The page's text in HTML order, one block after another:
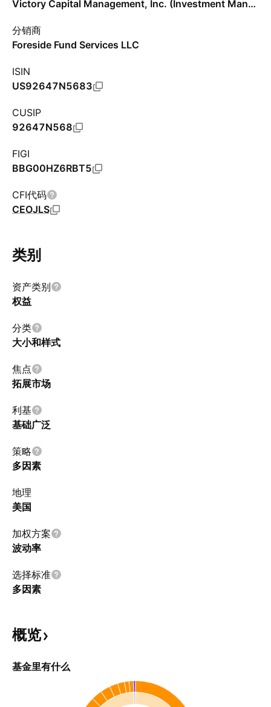
Victory Capital Management, Inc. (Investment Management)
分销商
Foreside Fund Services LLC
ISIN
US92647N5683
CUSIP
92647N568
FIGI
BBG00HZ6RBT5
CFI代码
CEOJLS
类别
资产类别
权益
分类
大小和样式
焦点
拓展市场
利基
基础广泛
策略
多因素
地理
美国
加权方案
波动率
选择标准
多因素
概览
基金里有什么